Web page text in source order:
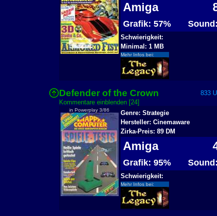
Amiga
Grafik: 57%
Schwierigkeit:
Minimal: 1 MB
Mehr Infos bei:
Defender of the Crown
833
Kommentare einblenden [24]
in Powerplay 3/86
Genre: Strategie
Hersteller: Cinemaware
Zirka-Preis: 89 DM
Amiga
Grafik: 95%
Schwierigkeit:
Mehr Infos bei: